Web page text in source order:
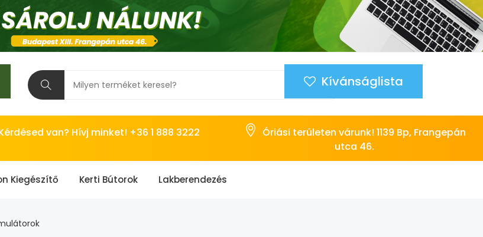
Kívánságlista
van? Hívj minket! +36 1 888 3222
Óriási területen várunk! 1139 Bp, Frangepán
utca 46.
Kiegészítő Kerti Bútorok Lakberendezés